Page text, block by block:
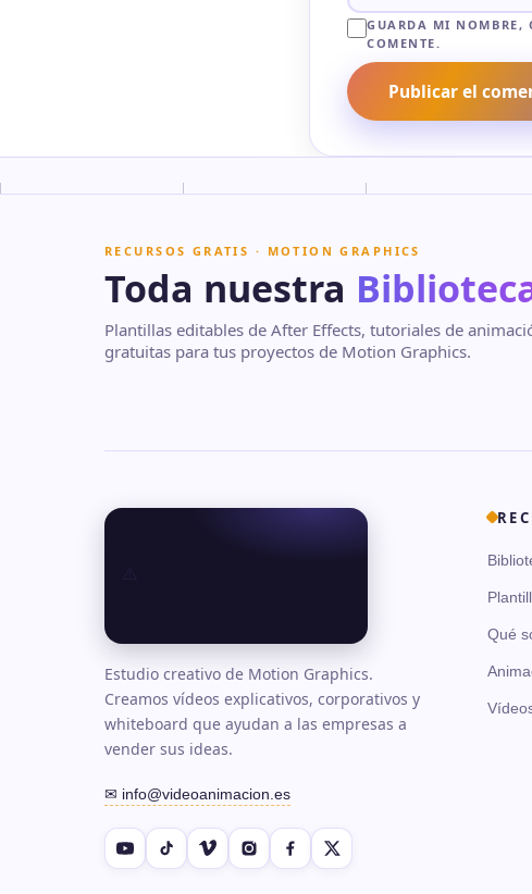
GUARDA MI NOMBRE,
COMENTE.
RECURSOS GRATIS · MOTION GRAPHICS
Toda nuestra
Plantillas editables de After Effects, tutoriales de
gratuitas para tus proyectos de Motion Graphics.
Estudio creativo de Motion Graphics.
Creamos vídeos explicativos, corporativos y
whiteboard que ayudan a las empresas a
vender sus ideas.
✉ info@videoanimacion.es
Qué